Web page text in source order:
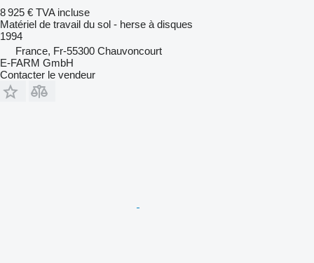
8 925 € TVA incluse
Matériel de travail du sol - herse à disques
1994
France, Fr-55300 Chauvoncourt
E-FARM GmbH
Contacter le vendeur